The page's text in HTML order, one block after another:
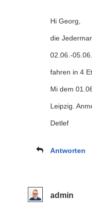
Hi Georg,
die
02.06.-
fahren in 4
Mi dem
Leipzig.
Detlef
Antworten
admin